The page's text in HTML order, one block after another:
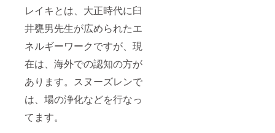
レイキとは、大正時代に臼
井甕男先生が広められたエ
ネルギーワークですが、現
在は、海外での認知の方が
あります。スヌーズレンで
は、場の浄化などを行なっ
てます。